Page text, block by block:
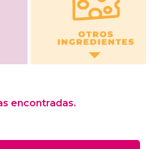
encontradas.